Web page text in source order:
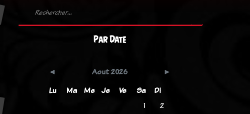
Par Date
Aout 2026
Lu
Ma Me Je Ve Sa
Di
1
2